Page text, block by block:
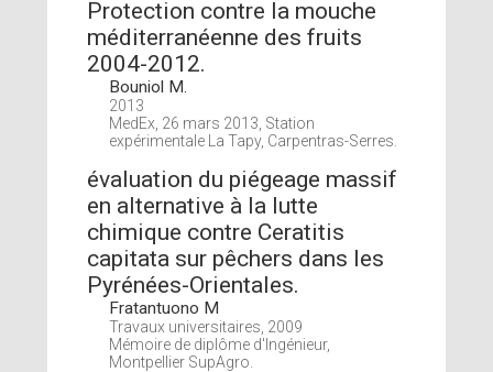
Protection contre la mouche
méditerranéenne des fruits
2004-2012.
Bouniol M.
2013
MedEx, 26 mars 2013, Station
expérimentale La Tapy, Carpentras-Serres.
évaluation du piégeage massif
en alternative à la lutte
chimique contre Ceratitis
capitata sur pêchers dans les
Pyrénées-Orientales.
Fratantuono M
Travaux universitaires, 2009
Mémoire de diplôme d'Ingénieur,
Montpellier SupAgro.